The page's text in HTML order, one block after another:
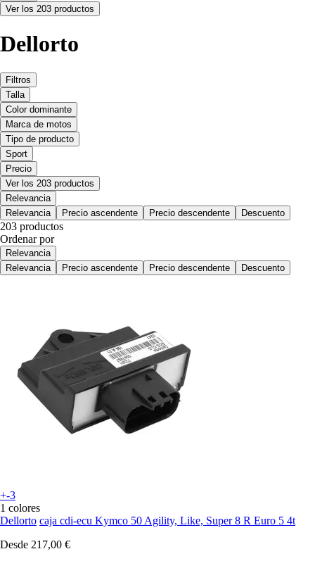
Ver los 203 productos
Dellorto
Filtros
Talla
Color dominante
Marca de motos
Tipo de producto
Sport
Precio
Ver los 203 productos
Relevancia
Relevancia
Precio ascendente Precio descendente Descuento
203 productos
Ordenar por
Relevancia
Relevancia
Precio ascendente Precio descendente Descuento
+-3
1 colores
Dellorto caja cdi-ecu Kymco 50 Agility, Like, Super 8 R Euro 5 4t
Desde 217,00 €